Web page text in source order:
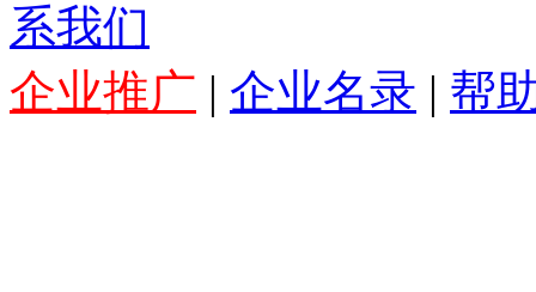
系我们
企业推广 | 企业名录 | 帮